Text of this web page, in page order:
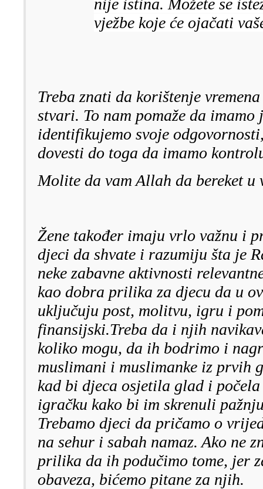
nije istina. Možete se
vježbe koje će ojačati
Treba znati da korištenje
stvari. To nam pomaže da
identifikujemo svoje
dovesti do toga da imamo
Molite da vam Allah da bereket u
Žene također imaju vrlo važnu i
djeci da shvate i razumiju šta je
neke zabavne aktivnosti
kao dobra prilika za djecu da u
uključuju post, molitvu, igru i
finansijski.Treba da i njih
koliko mogu, da ih bodrimo i
muslimani i muslimanke iz prvih
kad bi djeca osjetila glad i
igračku kako bi im skrenuli
Trebamo djeci da pričamo o
na sehur i sabah namaz. Ako ne
prilika da ih podučimo tome, jer
obaveza, bićemo pitane za njih.